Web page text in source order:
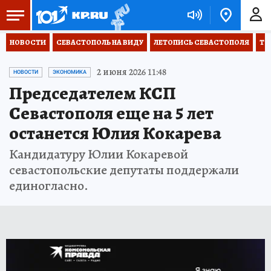
НОВОСТИ СЕВАСТОПОЛЬ НА ВИДУ ЛЕТОПИСЬ СЕВАСТОПОЛЯ
НОВОСТИ ЭКОНОМИКА 2 июня 2026 11:48
Председателем КСП
Севастополя еще на 5 лет
останется Юлия Кокарева
Кандидатуру Юлии Кокаревой
севастопольские депутаты поддержали
единогласно.